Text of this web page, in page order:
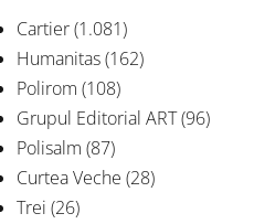
Cartier(1.081)
Humanitas(162)
Polirom (108)
Grupul Editorial ART(96)
Polisalm (87)
Curtea Veche (28)
Trei (26)